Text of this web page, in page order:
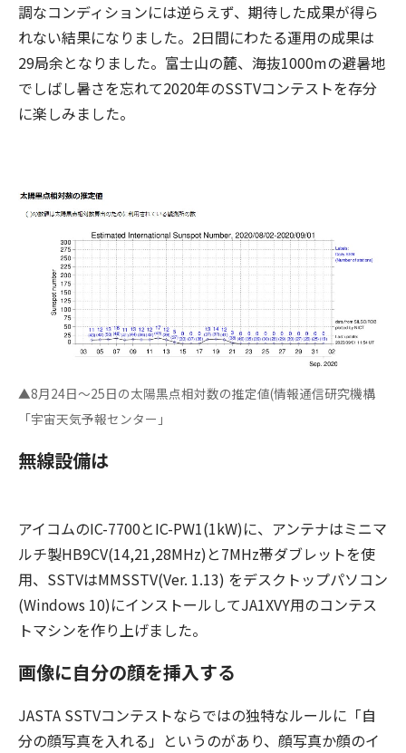
調なコンディションには逆らえず、期待した成果が得ら
れない結果になりました。2日間にわたる運用の成果は
29局余となりました。富士山の麓、海抜1000mの避暑地
でしばし暑さを忘れて2020年のSSTVコンテストを存分
に楽しみました。
▲8月24日～25日の太陽黒点相対数の推定値(情報通信研究機構
「宇宙天気予報センター」
無線設備は
アイコムのIC-7700とIC-PW1(1kW)に、アンテナはミニマ
ルチ製HB9CV(14,21,28MHz)と7MHz帯ダブレットを使
用、SSTVはMMSSTV(Ver. 1.13) をデスクトップパソコン
(Windows 10)にインストールしてJA1XVY用のコンテス
トマシンを作り上げました。
画像に自分の顔を挿入する
JASTA SSTVコンテストならではの独特なルールに「自
分の顔写真を入れる」というのがあり、顔写真か顔のイ